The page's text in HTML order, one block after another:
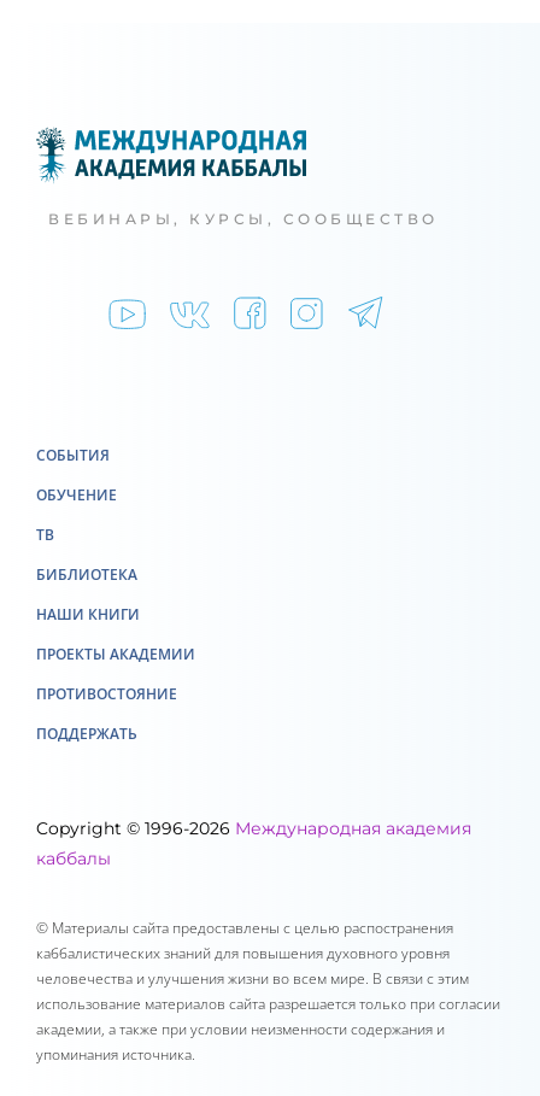
ВЕБИНАРЫ, КУРСЫ, СООБЩЕСТВО
Copyright © 1996-2026 Международная академия
каббалы
© Материалы сайта предоставлены с целью распостранения
каббалистических знаний для повышения духовного уровня
человечества и улучшения жизни во всем мире. В связи с этим
использование материалов сайта разрешается только при согласии
академии, а также при условии неизменности содержания и
упоминания источника.
СОБЫТИЯ
ОБУЧЕНИЕ
ТВ
БИБЛИОТЕКА
НАШИ КНИГИ
ПРОЕКТЫ АКАДЕМИИ
ПРОТИВОСТОЯНИЕ
ПОДДЕРЖАТЬ